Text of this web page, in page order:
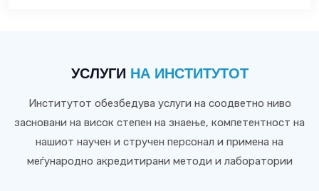
УСЛУГИ НА ИНСТИТУТОТ
Институтот обезбедува услуги на соодветно ниво
засновани на висок степен на знаење, компетентност на
нашиот научен и стручен персонал и примена на
меѓународно акредитирани методи и лаборатории